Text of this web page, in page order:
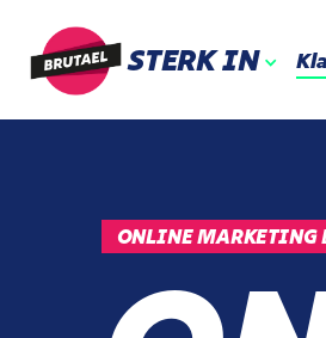
STERK IN
ONLINE MARKETING